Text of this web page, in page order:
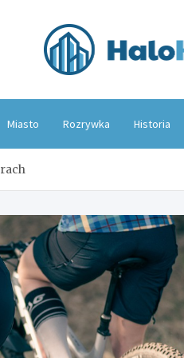
Miasto Rozrywka Historia